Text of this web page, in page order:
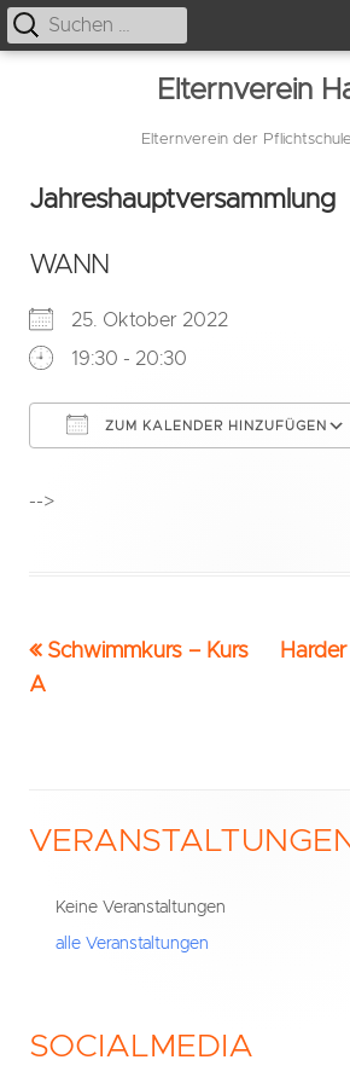
Elternverein
Elternverein der
Primäres
Suche
nach:
Jahreshauptversammlung
WANN
25. Oktober 2022
19:30 - 20:30
ZUM KALENDER HINZUFÜGEN
-->
Beitrags-
Vorheriger
Schwimmkurs – Kurs
A
Haupt-
Seitenleiste
Keine Veranstaltungen
alle Veranstaltungen
SOCIALMEDIA